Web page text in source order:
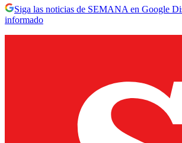
Siga las noticias de SEMANA en Google
informado